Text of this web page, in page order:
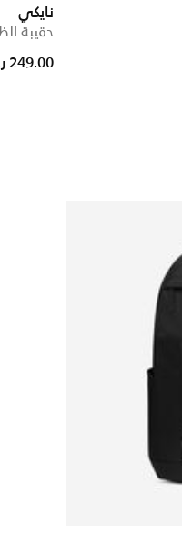
نايكي
حقيبة الظهر
249.00 ر.س